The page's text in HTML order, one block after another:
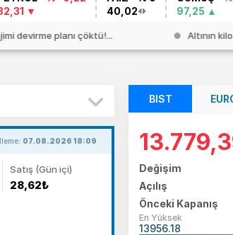
40,02
97,25
devirme planı çöktü!... Altının
07.08.2026 18:09
Satış (Gün içi)
28,62₺
BIST
Değişim
Açılış
Önceki Kapanış
En Yüksek
13956.18